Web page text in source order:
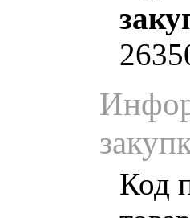
Код